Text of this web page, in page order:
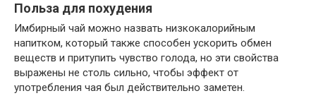
Польза для похудения
Имбирный чай можно назвать низкокалорийным
напитком, который также способен ускорить обмен
веществ и притупить чувство голода, но эти свойства
выражены не столь сильно, чтобы эффект от
употребления чая был действительно заметен.